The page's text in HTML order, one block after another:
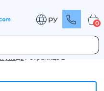
РУ 0
ухода / Страница 2